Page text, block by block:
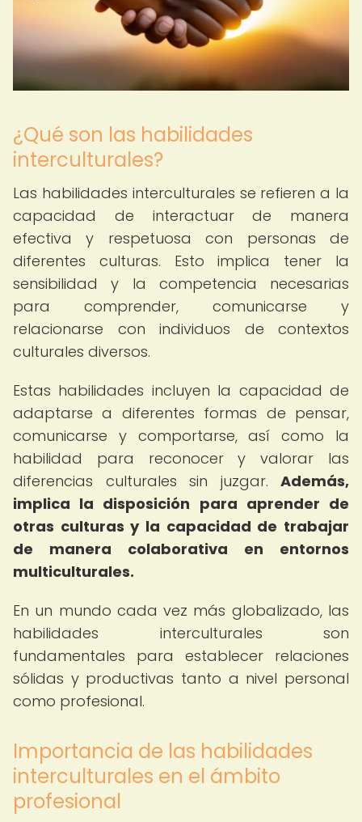
¿Qué son las habilidades
interculturales?
Las habilidades interculturales se refieren a la
capacidad de interactuar de manera
efectiva y respetuosa con personas de
diferentes culturas. Esto implica tener la
sensibilidad y la competencia necesarias
para comprender, comunicarse y
relacionarse con individuos de contextos
culturales diversos.
Estas habilidades incluyen la capacidad de
adaptarse a diferentes formas de pensar,
comunicarse y comportarse, así como la
habilidad para reconocer y valorar las
diferencias culturales sin juzgar. Además,
implica la disposición para aprender de
otras culturas y la capacidad de trabajar
de manera colaborativa en entornos
multiculturales.
En un mundo cada vez más globalizado, las
habilidades interculturales son
fundamentales para establecer relaciones
sólidas y productivas tanto a nivel personal
como profesional.
Importancia de las habilidades
interculturales en el ámbito
profesional